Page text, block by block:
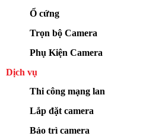
Ổ cứng
Trọn bộ Camera
Phụ Kiện Camera
Dịch vụ
Thi công mạng lan
Lắp đặt camera
Bảo trì camera